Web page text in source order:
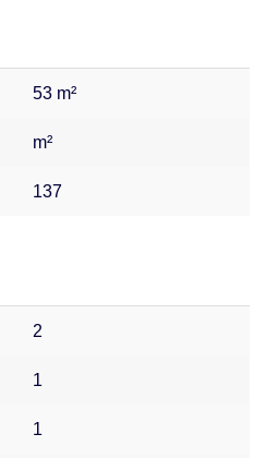
53 m²
m²
137
2
1
1